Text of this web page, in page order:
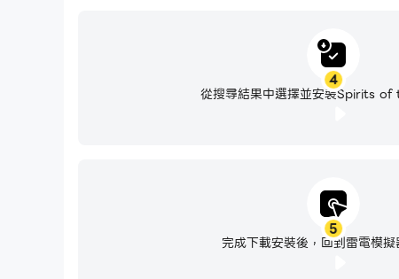
4
從搜尋結果中選擇並安裝Spirits
5
完成下載安裝後，回到雷電模擬